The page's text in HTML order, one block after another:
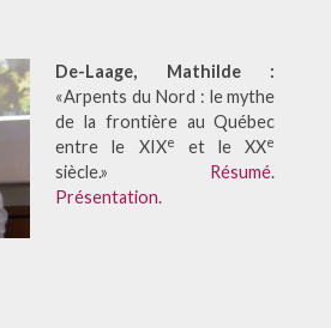
De-Laage, Mathilde :
«Arpents du Nord : le mythe
de la frontière au Québec
entre le XIXe et le XXe
siècle.» Résumé.
Présentation.